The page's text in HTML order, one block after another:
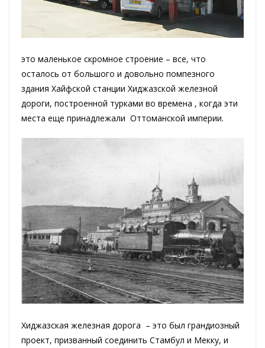
это маленькое скромное строение – все, что
осталось от большого и довольно помпезного
здания Хайфской станции Хиджазской железной
дороги, построенной турками во времена , когда эти
места еще принадлежали Оттоманской империи.
Хиджазская железная дорога – это был грандиозный
проект, призванный соединить Стамбул и Мекку, и